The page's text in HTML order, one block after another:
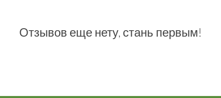
Отзывов еще нету, стань первым!